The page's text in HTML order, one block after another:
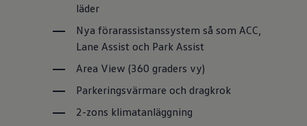
läder
Nya förarassistanssystem så som ACC,
Lane Assist och Park Assist
Area View (360 graders vy)
Parkeringsvärmare och dragkrok
2-zons klimatanläggning